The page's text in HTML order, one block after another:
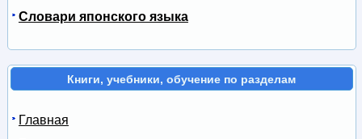
Словари японского языка
Книги, учебники, обучение по разделам
Главная